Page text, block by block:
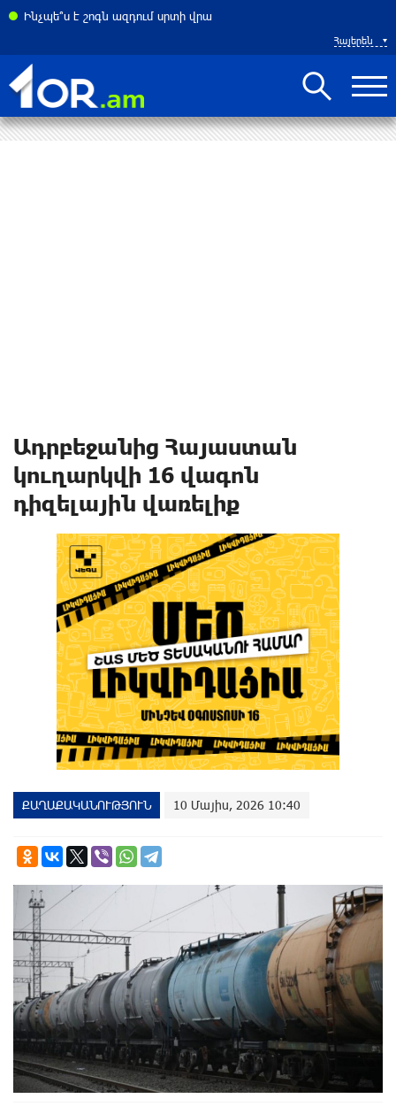
Ինչպե՞ս է շոգն ազդում սրտի վրա
Հայերեն
Ադրբեջանից Հայաստան
կուղարկվի 16 վագոն
դիզելային վառելիք
ՔԱՂԱՔԱԿԱՆՈՒԹՅՈՒՆ 10 Մայիս, 2026 10:40